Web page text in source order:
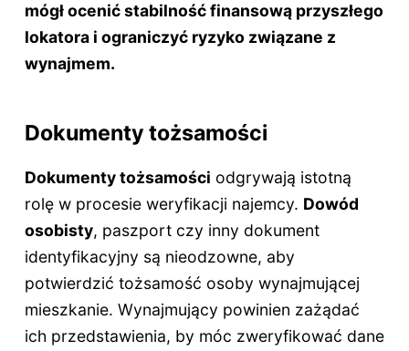
mógł ocenić stabilność finansową przyszłego
lokatora i ograniczyć ryzyko związane z
wynajmem.
Dokumenty tożsamości
Dokumenty tożsamości odgrywają istotną
rolę w procesie weryfikacji najemcy. Dowód
osobisty, paszport czy inny dokument
identyfikacyjny są nieodzowne, aby
potwierdzić tożsamość osoby wynajmującej
mieszkanie. Wynajmujący powinien zażądać
ich przedstawienia, by móc zweryfikować dane